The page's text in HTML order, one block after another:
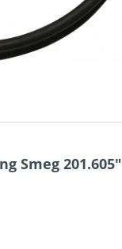
Smeg 201.605"